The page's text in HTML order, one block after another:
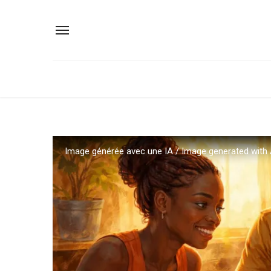
Image générée avec une IA / Image generated with